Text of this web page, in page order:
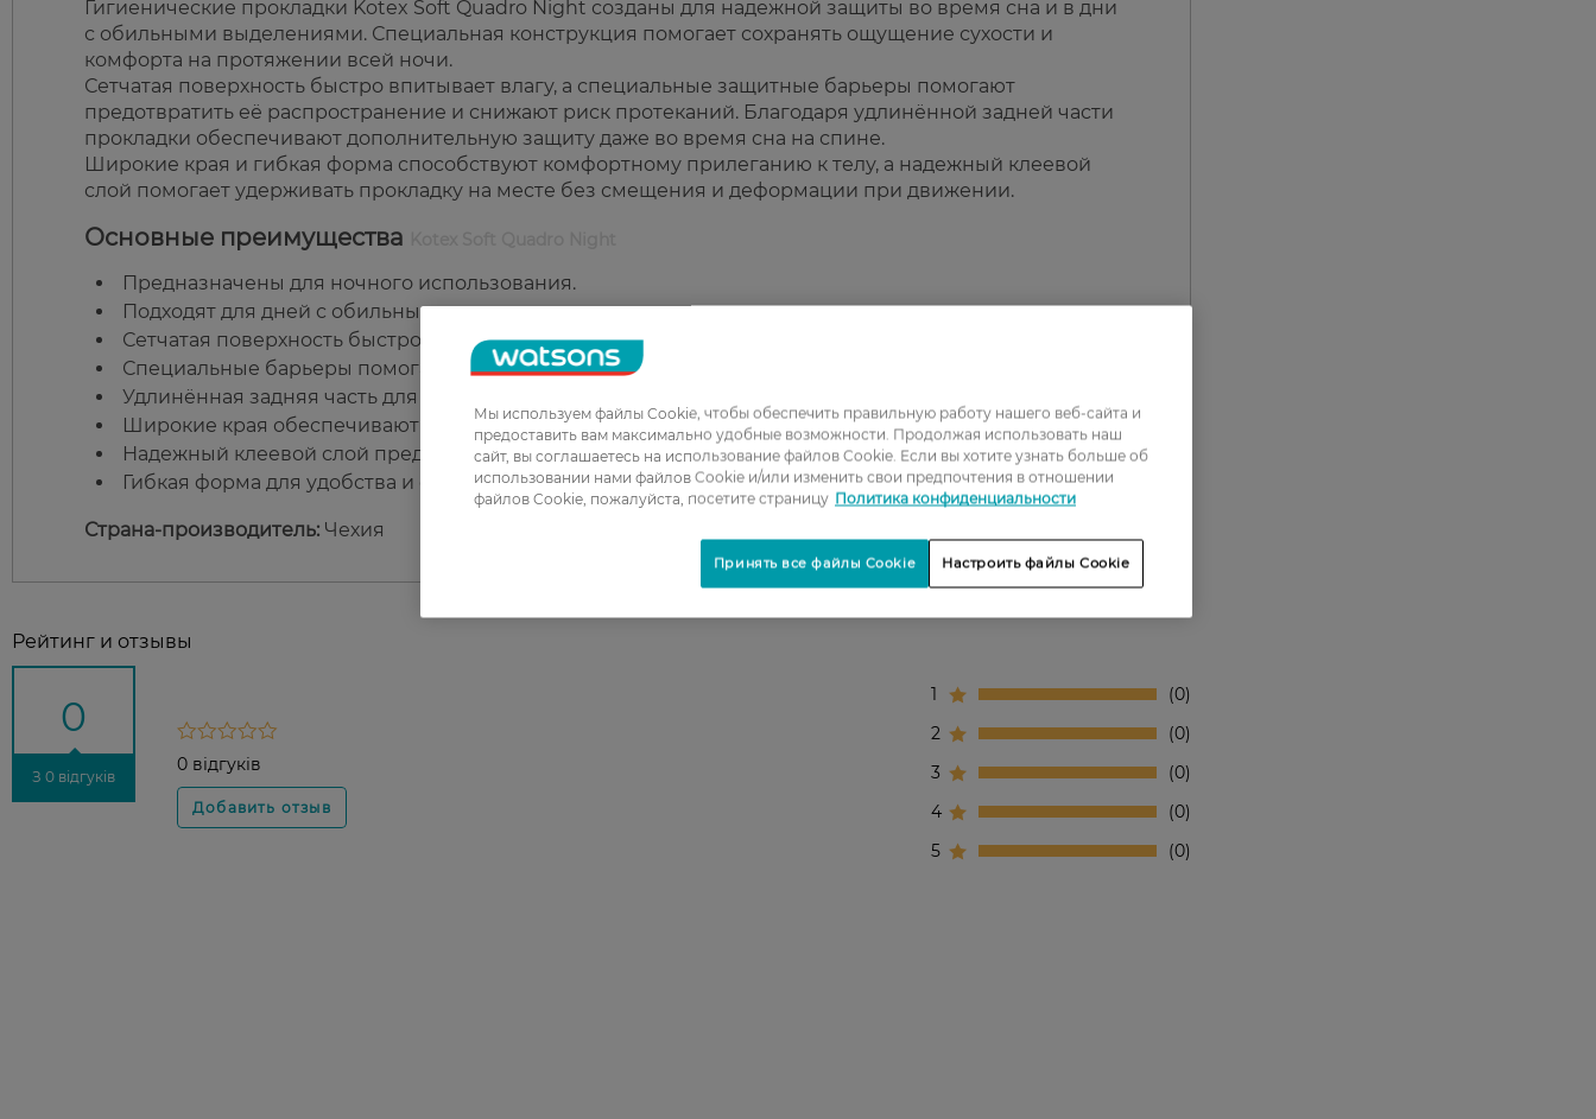
Гигиенические прокладки Kotex Soft Quadro Night созданы для надежной защиты во время сна и в дни
с обильными выделениями. Специальная конструкция помогает сохранять ощущение сухости и
комфорта на протяжении всей ночи.
Сетчатая поверхность быстро впитывает влагу, а специальные защитные барьеры помогают
предотвратить её распространение и снижают риск протеканий. Благодаря удлинённой задней части
прокладки обеспечивают дополнительную защиту даже во время сна на спине.
Широкие края и гибкая форма способствуют комфортному прилеганию к телу, а надежный клеевой
слой помогает удерживать прокладку на месте без смещения и деформации при движении.
Основные преимущества
Предназначены для ночного использования.
Подходят для дней с обильными выделениями.
Сетчатая поверхность быстро впитывает влагу.
Специальные барьеры помогают предотвратить протекания.
Удлинённая задняя часть для дополнительной защиты во время сна.
Широкие края обеспечивают комфортное прилегание.
Надежный клеевой слой предотвращает смещение.
Гибкая форма для удобства и свободы движений.
Страна-производитель: Чехия
Рейтинг и отзывы
0
З 0 відгуків
0 відгуків
1
0
2
0
3
0
4
0
5
0
Мы используем файлы Cookie, чтобы обеспечить правильную работу нашего веб-сайта и
предоставить вам максимально удобные возможности. Продолжая использовать наш
сайт, вы соглашаетесь на использование файлов Cookie. Если вы хотите узнать больше об
использовании нами файлов Cookie и/или изменить свои предпочтения в отношении
файлов Cookie, пожалуйста, посетите страницу Политика конфиденциальности
Настроить файлы Cookie
Принять все файлы Cookie